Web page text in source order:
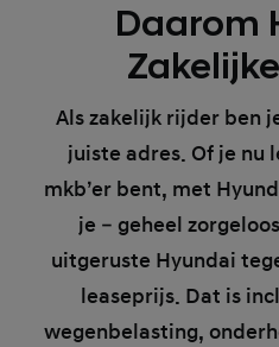
Daarom
Als zakelijk rijder ben
juiste adres. Of je nu
mkb’er bent, met
je – geheel
uitgeruste Hyundai
leaseprijs. Dat is
wegenbelasting,